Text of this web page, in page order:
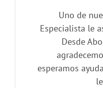
Uno de
Especialista le
Desde
esperamos